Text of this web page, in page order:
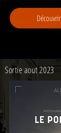
Découvrir
Sortie aout 2023